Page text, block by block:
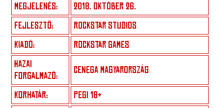
MEGJELENÉS:
2018. OKTÓBER 26.
FEJLESZTŐ:
ROCKSTAR STUDIOS
KIADÓ:
ROCKSTAR GAMES
HAZAI
FORGALMAZÓ:
CENEGA MAGYARORSZÁG
KORHATÁR:
PEGI 18+